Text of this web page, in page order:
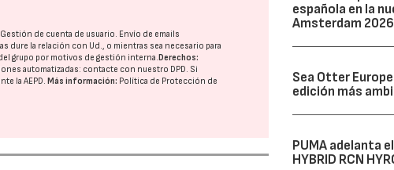
de cuenta de usuario. Envío de emails
dure la relación con Ud., o mientras sea necesario para
grupo por motivos de gestión interna. Derechos:
automatizadas: contacte con nuestro DPD. Si
laAEPD. Más información: Política de Protección de
española en la
Amsterdam 2026
Sea Otter
edición más
PUMA adelanta
HYBRID RCN